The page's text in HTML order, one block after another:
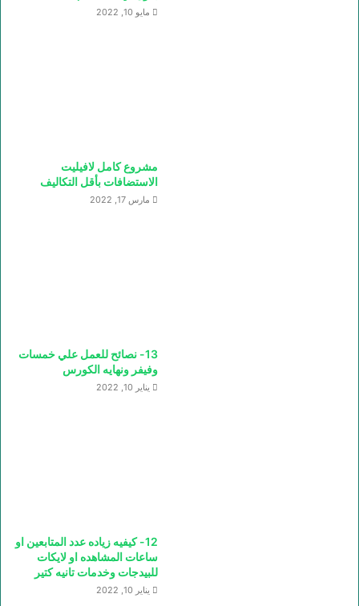
مايو 10, 2022
مشروع كامل لافيليت
الاستضافات بأقل التكاليف
مارس 17, 2022
13- نصائح للعمل علي خمسات
وفيفر ونهايه الكورس
يناير 10, 2022
12- كيفيه زياده عدد المتابعين او
ساعات المشاهده او لايكات
للبيدجات وخدمات تانيه كتير
يناير 10, 2022